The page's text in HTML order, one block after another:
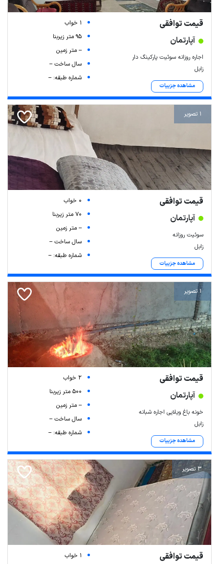
قیمت توافقی
آپارتمان
اجاره روزانه سوئیت پارکینگ دار
زابل
مشاهده جزییات
1 خواب
95 متر زیربنا
-- متر زمین
سال ساخت --
شماره طبقه: --
1 تصویر
قیمت توافقی
آپارتمان
سوئیت روزانه
زابل
مشاهده جزییات
0 خواب
70 متر زیربنا
-- متر زمین
سال ساخت --
شماره طبقه: --
1 تصویر
قیمت توافقی
آپارتمان
خونه باغ ویلایی اجاره شبانه
زابل
مشاهده جزییات
2 خواب
500 متر زیربنا
-- متر زمین
سال ساخت --
شماره طبقه: --
3 تصویر
قیمت توافقی
1 خواب